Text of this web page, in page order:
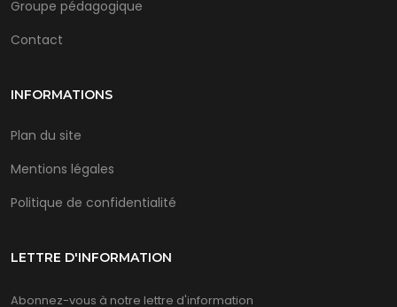
Groupe pédagogique
Contact
INFORMATIONS
Plan du site
Mentions légales
Politique de confidentialité
LETTRE D'INFORMATION
Abonnez-vous à notre lettre d'information